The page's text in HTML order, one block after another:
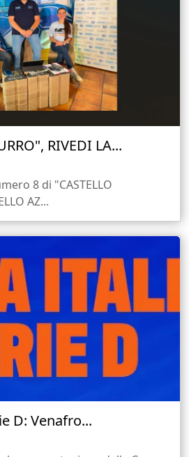
RIVEDI LA...
8 di "CASTELLO
AZ...
D: Venafro...